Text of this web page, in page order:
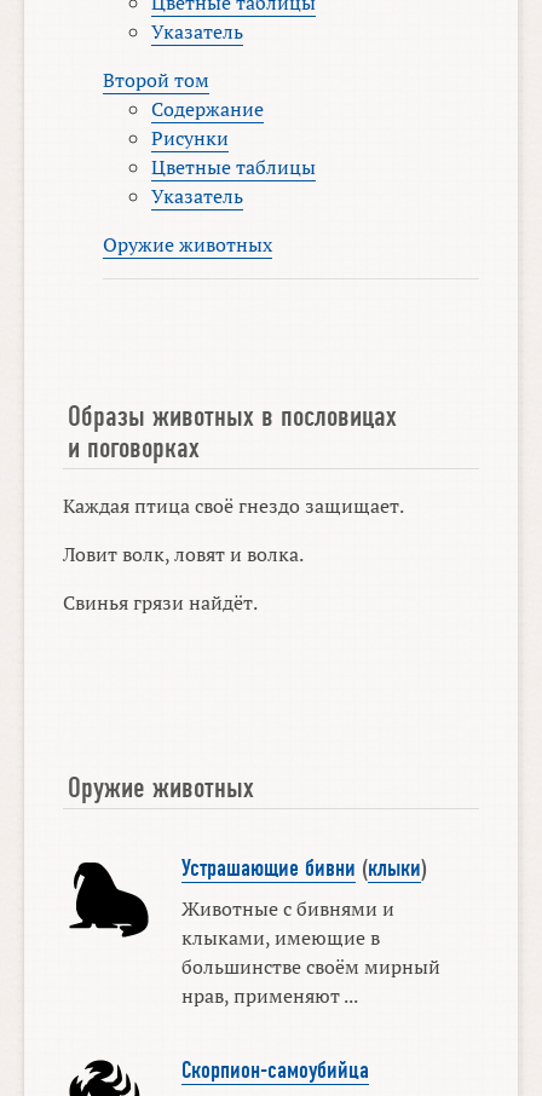
Указатель
Второй том
Содержание
Рисунки
Цветные таблицы
Указатель
Оружие животных
Образы животных в пословицах
и поговорках
Каждая птица своё гнездо защищает.
Ловит волк, ловят и волка.
Свинья грязи найдёт.
Оружие животных
Устрашающие бивни (клыки)
Животные с бивнями и
клыками, имеющие в
большинстве своём мирный
нрав, применяют ...
Скорпион-самоубийца